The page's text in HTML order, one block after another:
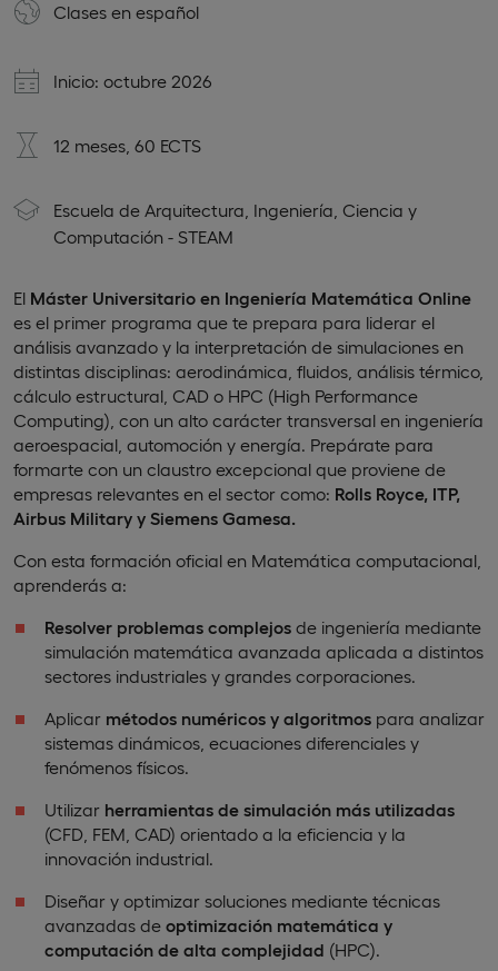
Clases en español
Inicio: octubre 2026
12 meses, 60 ECTS
Escuela de Arquitectura, Ingeniería, Ciencia y
Computación - STEAM
El Máster Universitario en Ingeniería Matemática Online
es el primer programa que te prepara para liderar el
análisis avanzado y la interpretación de simulaciones en
distintas disciplinas: aerodinámica, fluidos, análisis térmico,
cálculo estructural, CAD o HPC (High Performance
Computing), con un alto carácter transversal en ingeniería
aeroespacial, automoción y energía. Prepárate para
formarte con un claustro excepcional que proviene de
empresas relevantes en el sector como: Rolls Royce, ITP,
Airbus Military y Siemens Gamesa.
Con esta formación oficial en Matemática computacional,
aprenderás a:
Resolver problemas complejos de ingeniería mediante
simulación matemática avanzada aplicada a distintos
sectores industriales y grandes corporaciones.
Aplicar métodos numéricos y algoritmos para analizar
sistemas dinámicos, ecuaciones diferenciales y
fenómenos físicos.
Utilizar herramientas de simulación más utilizadas
(CFD, FEM, CAD) orientado a la eficiencia y la
innovación industrial.
Diseñar y optimizar soluciones mediante técnicas
avanzadas de optimización matemática y
computación de alta complejidad (HPC).